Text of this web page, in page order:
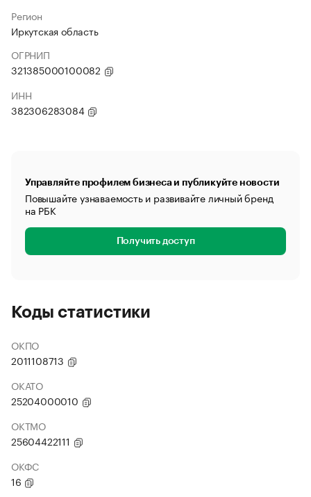
Регион
Иркутская область
ОГРНИП
321385000100082
ИНН
382306283084
Управляйте профилем бизнеса и публикуйте новости
Повышайте узнаваемость и развивайте личный бренд
на РБК
Получить доступ
Коды статистики
ОКПО
2011108713
ОКАТО
25204000010
ОКТМО
25604422111
ОКФС
16